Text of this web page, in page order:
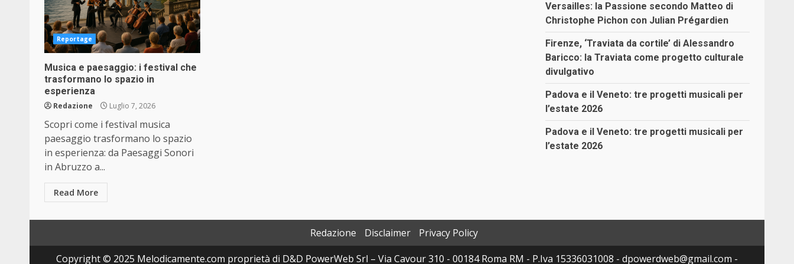
Reportage
Musica e paesaggio: i festival che
trasformano lo spazio in
esperienza
Redazione Luglio 7, 2026
Scopri come i festival musica
paesaggio trasformano lo spazio
in esperienza: da Paesaggi Sonori
in Abruzzo a...
Read More
Versailles: la Passione secondo Matteo di
Christophe Pichon con Julian Prégardien
Firenze, ‘Traviata da cortile’ di Alessandro
Baricco: la Traviata come progetto culturale
divulgativo
Padova e il Veneto: tre progetti musicali per
l’estate 2026
Padova e il Veneto: tre progetti musicali per
l’estate 2026
Redazione Disclaimer
Privacy Policy
Copyright © 2025 Melodicamente.com proprietà di D&D PowerWeb Srl – Via Cavour 310 - 00184 Roma RM - P.Iva 15336031008 - dpowerdweb@gmail.com -